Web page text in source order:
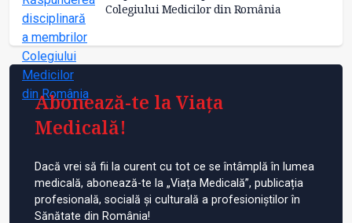
Colegiului Medicilor din România
Abonează-te la Viața
Medicală!
Dacă vrei să fii la curent cu tot ce se întâmplă în lumea
medicală, abonează-te la „Viața Medicală”, publicația
profesională, socială și culturală a profesioniștilor în
Sănătate din România!